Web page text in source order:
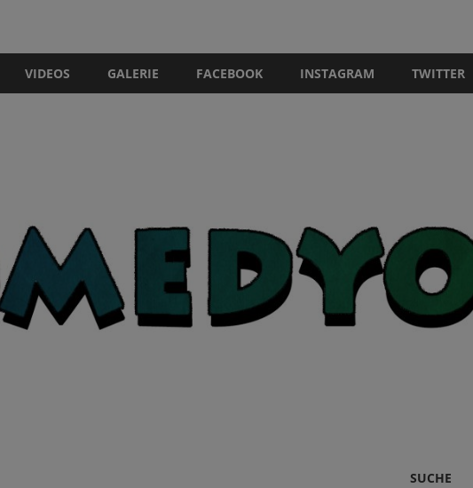
VIDEOS GALERIE FACEBOOK INSTAGRAM TWITTER
SUCHE